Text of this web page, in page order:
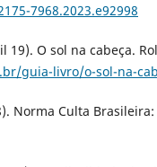
7968.2023.e92998
19). O sol na cabeça.
guia-livro/o-sol-na-
Norma Culta